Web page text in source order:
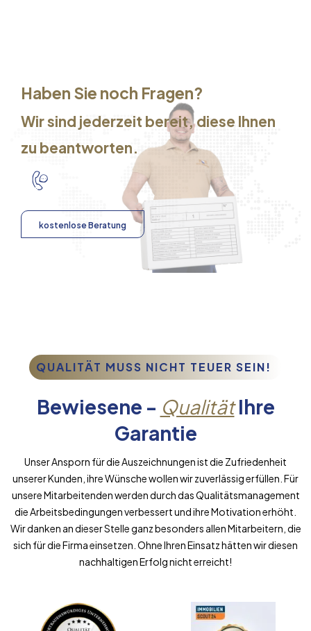
Haben Sie noch Fragen?
Wir sind jederzeit bereit, diese Ihnen
zu beantworten.
kostenlose Beratung
QUALITÄT MUSS NICHT TEUER SEIN!
Bewiesene - QualitätIhre
Garantie
Unser Ansporn für die Auszeichnungen ist die Zufriedenheit
unserer Kunden, ihre Wünsche wollen wir zuverlässig erfüllen. Für
unsere Mitarbeitenden werden durch das Qualitätsmanagement
die Arbeitsbedingungen verbessert und ihre Motivation erhöht.
Wir danken an dieser Stelle ganz besonders allen Mitarbeitern, die
sich für die Firma einsetzen. Ohne Ihren Einsatz hätten wir diesen
nachhaltigen Erfolg nicht erreicht!